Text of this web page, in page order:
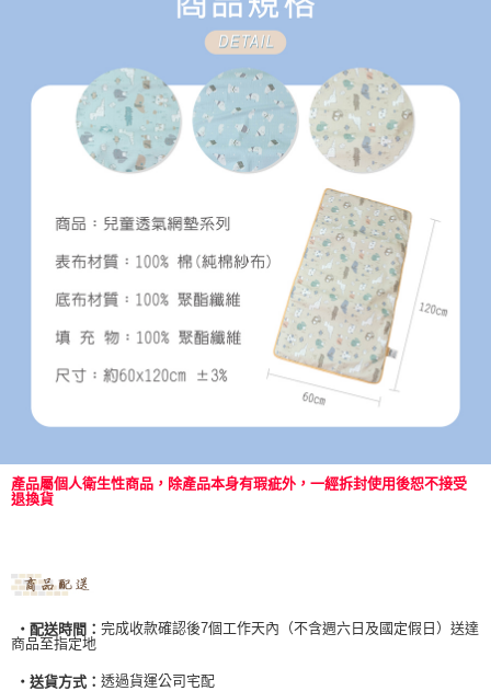
產品屬個人衛生性商品，除產品本身有瑕疵外，一經拆封使用後恕不接受
退換貨
‧配送時間： 完成收款確認後7個工作天內（不含週六日及國定假日）送達
商品至指定地
‧送貨方式： 透過貨運公司宅配